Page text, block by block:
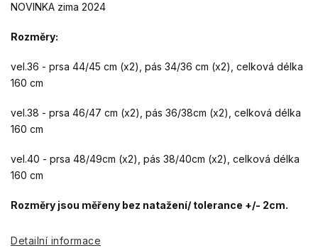
NOVINKA zima 2024
Rozměry:
vel.36 - prsa 44/45 cm (x2), pás 34/36 cm (x2), celková délka
160 cm
vel.38 - prsa 46/47 cm (x2), pás 36/38cm (x2), celková délka
160 cm
vel.40 - prsa 48/49cm (x2), pás 38/40cm (x2), celková délka
160 cm
Rozměry jsou měřeny bez natažení/ tolerance +/- 2cm.
Detailní informace